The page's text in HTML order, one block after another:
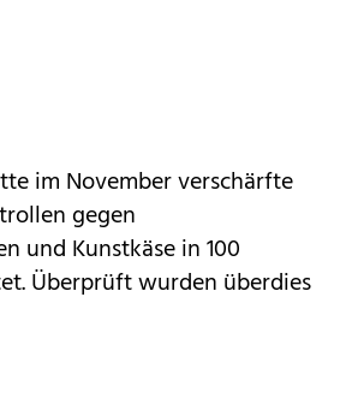
im November verschärfte
gegen
und Kunstkäse in 100
Überprüft wurden überdies